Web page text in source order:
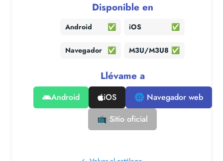
Disponible en
Android ✅ iOS ✅
Navegador ✅ M3U/M3U8 ✅
Llévame a
Android iOS
🌐 Navegador web
📺 Sitio oficial